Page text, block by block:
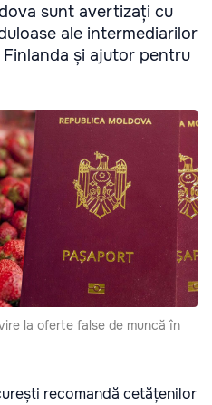
sunt avertizați cu
ale intermediarilor
și ajutor pentru
la oferte false de muncă în
recomandă cetățenilor